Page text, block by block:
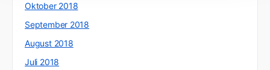
Oktober 2018
September 2018
August 2018
Juli 2018